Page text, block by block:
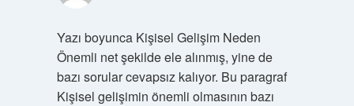
Yazı boyunca Kişisel Gelişim Neden
Önemli net şekilde ele alınmış, yine de
bazı sorular cevapsız kalıyor. Bu paragraf
Kişisel gelişimin önemli olmasının bazı